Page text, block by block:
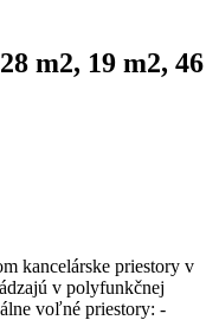
m2, 19 m2, 46
kancelárske priestory v
v polyfunkčnej
voľné priestory: -